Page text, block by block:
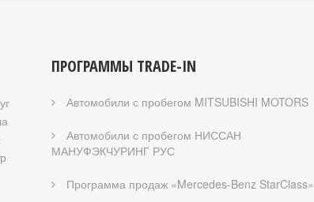
ПРОГРАММЫ TRADE-IN
Автомобили с пробегом MITSUBISHI MOTORS
Автомобили с пробегом НИССАН
МАНУФЭКЧУРИНГ РУС
Программа продаж «Mercedes-Benz StarClass»